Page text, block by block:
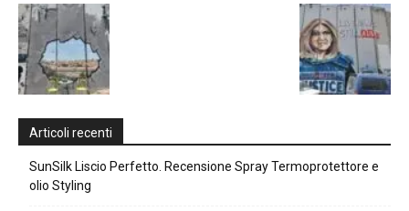
Articoli recenti
SunSilk Liscio Perfetto. Recensione Spray Termoprotettore e
olio Styling